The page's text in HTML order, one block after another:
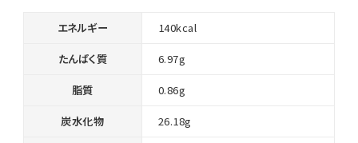
エネルギー 140kcal
たんぱく質 6.97g
脂質 0.86g
炭水化物 26.18g